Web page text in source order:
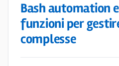
Bash automation
funzioni per
complesse